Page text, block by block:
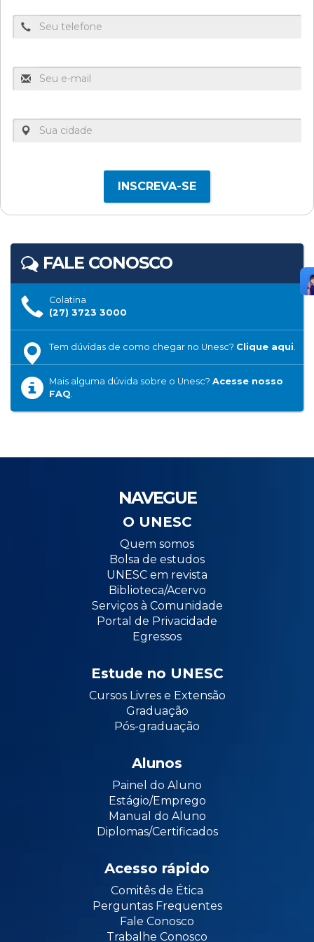
Valeria Angela Colombi Marchesi
Waleria Demoner Rossoni
INSCREVA-SE
FALE CONOSCO
Colatina
(27) 3723 3000
Tem dúvidas de como chegar no Unesc? Clique aqui.
Mais alguma dúvida sobre o Unesc? Acesse nosso
FAQ.
NAVEGUE
O UNESC
Quem somos
Bolsa de estudos
UNESC em revista
Biblioteca/Acervo
Serviços à Comunidade
Portal de Privacidade
Egressos
Estude no UNESC
Cursos Livres e Extensão
Graduação
Pós-graduação
Alunos
Painel do Aluno
Estágio/Emprego
Manual do Aluno
Diplomas/Certificados
Acesso rápido
Comitês de Ética
Perguntas Frequentes
Fale Conosco
Trabalhe Conosco